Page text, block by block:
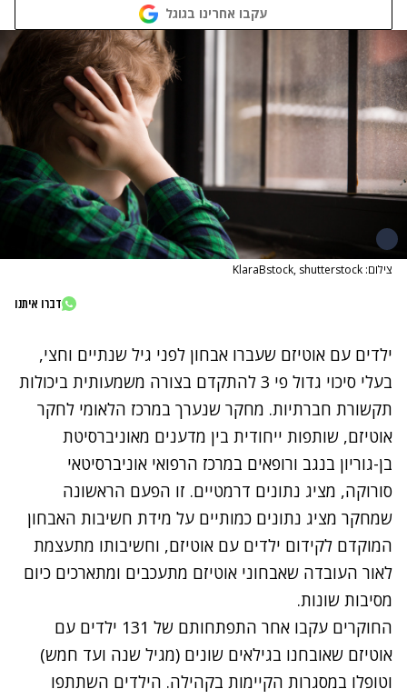
עקבו אחרינו בגוגל
צילום: KlaraBstock, shutterstock
דברו איתנו
ילדים עם אוטיזם שעברו אבחון לפני גיל שנתיים וחצי,
בעלי סיכוי גדול פי 3 להתקדם בצורה משמעותית ביכולות
תקשורת חברתיות. מחקר שנערך במרכז הלאומי לחקר
אוטיזם, שותפות ייחודית בין מדענים מאוניברסיטת
בן-גוריון בנגב ורופאים במרכז הרפואי אוניברסיטאי
סורוקה, מציג נתונים דרמטיים. זו הפעם הראשונה
שמחקר מציג נתונים כמותיים על מידת חשיבות האבחון
המוקדם לקידום ילדים עם אוטיזם, וחשיבותו מתעצמת
לאור העובדה שאבחוני אוטיזם מתעכבים ומתארכים כיום
מסיבות שונות.
החוקרים עקבו אחר התפתחותם של 131 ילדים עם
אוטיזם שאובחנו בגילאים שונים (מגיל שנה ועד חמש)
וטופלו במסגרות הקיימות בקהילה. הילדים השתתפו